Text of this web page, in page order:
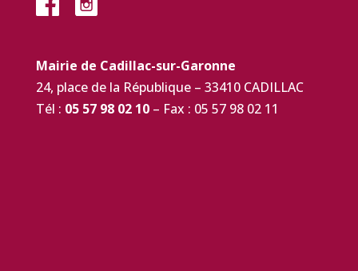
Mairie de Cadillac-sur-Garonne
24, place de la République – 33410 CADILLAC
Tél : 05 57 98 02 10– Fax : 05 57 98 02 11